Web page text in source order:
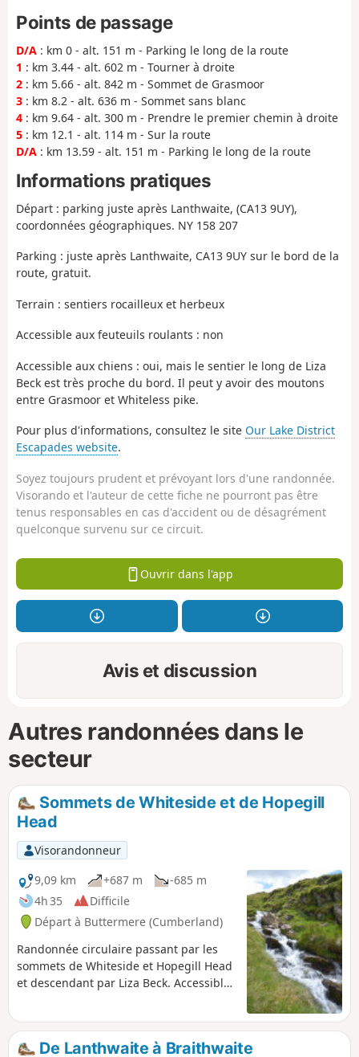
Points de passage
D/A : km 0 - alt. 151 m - Parking le long de la route
1 : km 3.44 - alt. 602 m - Tourner à droite
2 : km 5.66 - alt. 842 m - Sommet de Grasmoor
3 : km 8.2 - alt. 636 m - Sommet sans blanc
4 : km 9.64 - alt. 300 m - Prendre le premier chemin à droite
5 : km 12.1 - alt. 114 m - Sur la route
D/A : km 13.59 - alt. 151 m - Parking le long de la route
Informations pratiques
Départ : parking juste après Lanthwaite, (CA13 9UY),
coordonnées géographiques. NY 158 207
Parking : juste après Lanthwaite, CA13 9UY sur le bord de la
route, gratuit.
Terrain : sentiers rocailleux et herbeux
Accessible aux feuteuils roulants : non
Accessible aux chiens : oui, mais le sentier le long de Liza
Beck est très proche du bord. Il peut y avoir des moutons
entre Grasmoor et Whiteless pike.
Pour plus d'informations, consultez le site Our Lake District
Escapades website.
Soyez toujours prudent et prévoyant lors d'une randonnée.
Visorando et l'auteur de cette fiche ne pourront pas être
tenus responsables en cas d'accident ou de désagrément
quelconque survenu sur ce circuit.
Ouvrir dans l'app
Avis et discussion
Autres randonnées dans le
secteur
Sommets de Whiteside et de Hopegill
Head
Visorandonneur
9,09 km
+687 m
-685 m
4h 35
Difficile
Départ à Buttermere (Cumberland)
Randonnée circulaire passant par les
sommets de Whiteside et Hopegill Head
et descendant par Liza Beck. Accessible
De Lanthwaite à Braithwaite